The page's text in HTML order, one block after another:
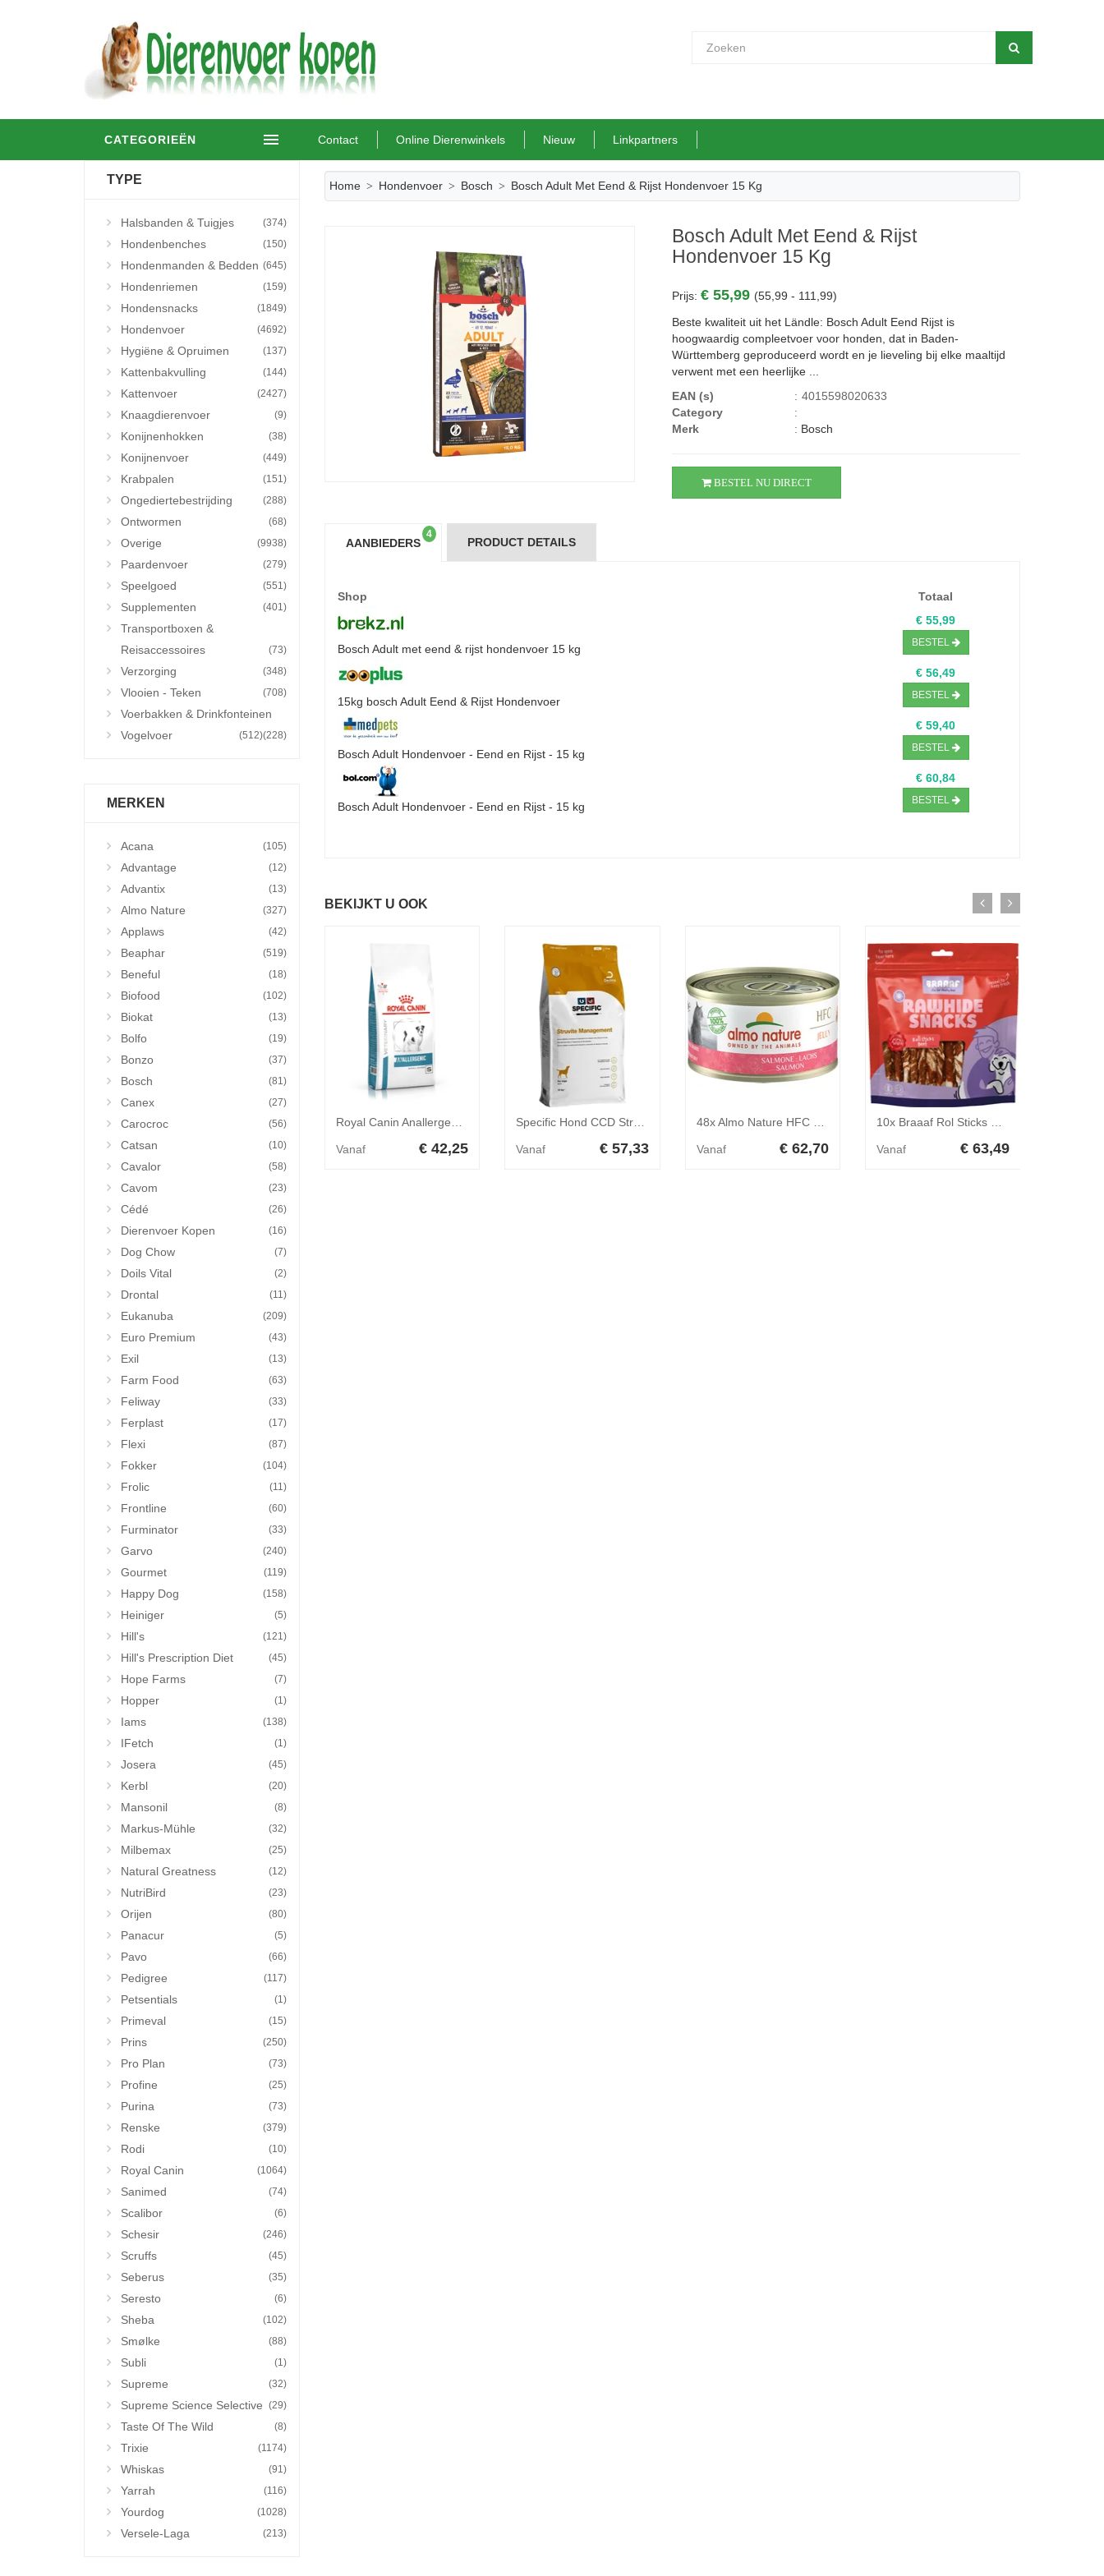
CATEGORIEËN Contact Online Dierenwinkels Nieuw Linkpartners
TYPE
Halsbanden & Tuigjes (374)
Hondenbenches (150)
Hondenmanden & Bedden (645)
Hondenriemen (159)
Hondensnacks (1849)
Hondenvoer (4692)
Hygiëne & Opruimen (137)
Kattenbakvulling (144)
Kattenvoer (2427)
Knaagdierenvoer (9)
Konijnenhokken (38)
Konijnenvoer (449)
Krabpalen (151)
Ongediertebestrijding (288)
Ontwormen (68)
Overige (9938)
Paardenvoer (279)
Speelgoed (551)
Supplementen (401)
Transportboxen &
Reisaccessoires
(73)
Verzorging (348)
Vlooien - Teken (708)
Voerbakken & Drinkfonteinen
(228)
Vogelvoer (512)
MERKEN
Acana (105)
Advantage (12)
Advantix (13)
Almo Nature (327)
Applaws (42)
Beaphar (519)
Beneful (18)
Biofood (102)
Biokat (13)
Bolfo (19)
Bonzo (37)
Bosch (81)
Canex (27)
Carocroc (56)
Catsan (10)
Cavalor (58)
Cavom (23)
Cédé (26)
Dierenvoer Kopen (16)
Dog Chow (7)
Doils Vital (2)
Drontal (11)
Eukanuba (209)
Euro Premium (43)
Exil (13)
Farm Food (63)
Feliway (33)
Ferplast (17)
Flexi (87)
Fokker (104)
Frolic (11)
Frontline (60)
Furminator (33)
Garvo (240)
Gourmet (119)
Happy Dog (158)
Heiniger (5)
Hill's (121)
Hill's Prescription Diet (45)
Hope Farms (7)
Hopper (1)
Iams (138)
IFetch (1)
Josera (45)
Kerbl (20)
Mansonil (8)
Markus-Mühle (32)
Milbemax (25)
Natural Greatness (12)
NutriBird (23)
Orijen (80)
Panacur (5)
Pavo (66)
Pedigree (117)
Petsentials (1)
Primeval (15)
Prins (250)
Pro Plan (73)
Profine (25)
Purina (73)
Renske (379)
Rodi (10)
Royal Canin (1064)
Sanimed (74)
Scalibor (6)
Schesir (246)
Scruffs (45)
Seberus (35)
Seresto (6)
Sheba (102)
Smølke (88)
Subli (1)
Supreme (32)
Supreme Science Selective (29)
Taste Of The Wild (8)
Trixie (1174)
Whiskas (91)
Yarrah (116)
Yourdog (1028)
Versele-Laga (213)
Home Hondenvoer Bosch Bosch Adult Met Eend & Rijst Hondenvoer 15 Kg
Bosch Adult Met Eend & Rijst
Hondenvoer 15 Kg
Prijs:€ 55,99 (55,99 - 111,99)
Beste kwaliteit uit het Ländle: Bosch Adult Eend Rijst is
hoogwaardig compleetvoer voor honden, dat in Baden-
Württemberg geproduceerd wordt en je lieveling bij elke maaltijd
verwent met een heerlijke ...
EAN (s)
: 4015598020633
Category
:
Merk
: Bosch
BESTEL NU DIRECT
AANBIEDERS
4
PRODUCT DETAILS
Shop Totaal
Bosch Adult met eend & rijst hondenvoer 15 kg
€ 55,99
BESTEL
15kg bosch Adult Eend & Rijst Hondenvoer
€ 56,49
BESTEL
Bosch Adult Hondenvoer - Eend en Rijst - 15 kg
€ 59,40
BESTEL
Bosch Adult Hondenvoer - Eend en Rijst - 15 kg
€ 60,84
BESTEL
BEKIJKT U OOK
Vanaf € 42,25 Vanaf € 57,33 Vanaf € 62,70 Vanaf € 63,49